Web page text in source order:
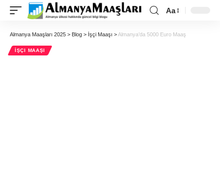
Aa
Almanya Maaşları 2025 > Blog > İşçi Maaşı >Almanya’da 5000 Euro Maaş
İŞÇI MAAŞI